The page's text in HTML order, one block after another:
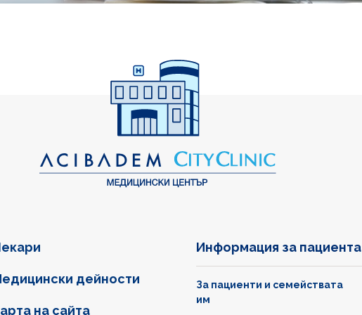
дейности
на сайта
Информация за пациента
За пациенти и семействата
им